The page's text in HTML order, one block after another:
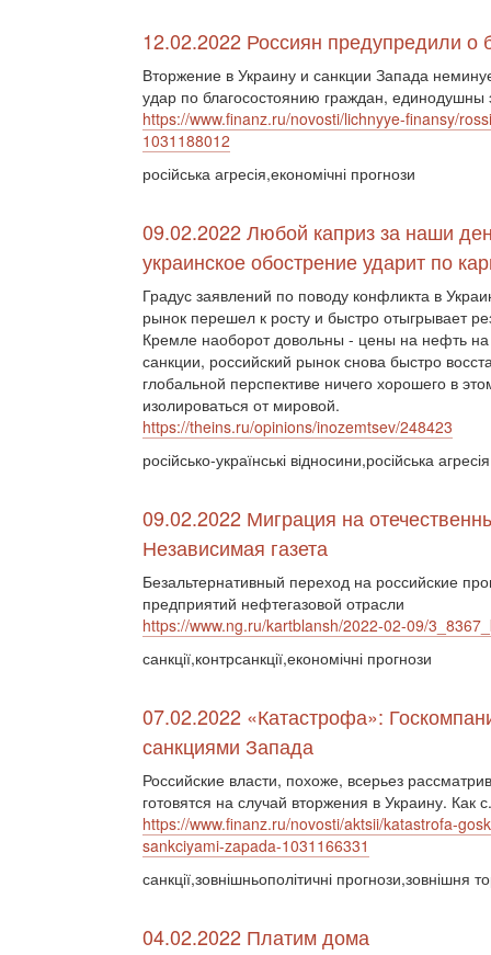
12.02.2022 Россиян предупредили о
Вторжение в Украину и санкции Запада
удар по благосостоянию граждан, единодушны
https://www.finanz.ru/novosti/lichnyye-finansy/
1031188012
російська агресія,економічні прогнози
09.02.2022 Любой каприз за наши
украинское обострение ударит по
Градус заявлений по поводу конфликта в
рынок перешел к росту и быстро отыгрывает
Кремле наоборот довольны - цены на нефть
санкции, российский рынок снова быстро
глобальной перспективе ничего хорошего в
изолироваться от мировой.
https://theins.ru/opinions/inozemtsev/248423
російсько-українські відносини,російська
09.02.2022 Миграция на
Независимая газета
Безальтернативный переход на российские
предприятий нефтегазовой отрасли
https://www.ng.ru/kartblansh/2022-02-09/
санкції,контрсанкції,економічні прогнози
07.02.2022 «Катастрофа»:
санкциями Запада
Российские власти, похоже, всерьез
готовятся на случай вторжения в Украину. Как
https://www.finanz.ru/novosti/aktsii/katastrofa-
sankciyami-zapada-1031166331
санкції,зовнішньополітичні прогнози,зовнішня
04.02.2022 Платим дома